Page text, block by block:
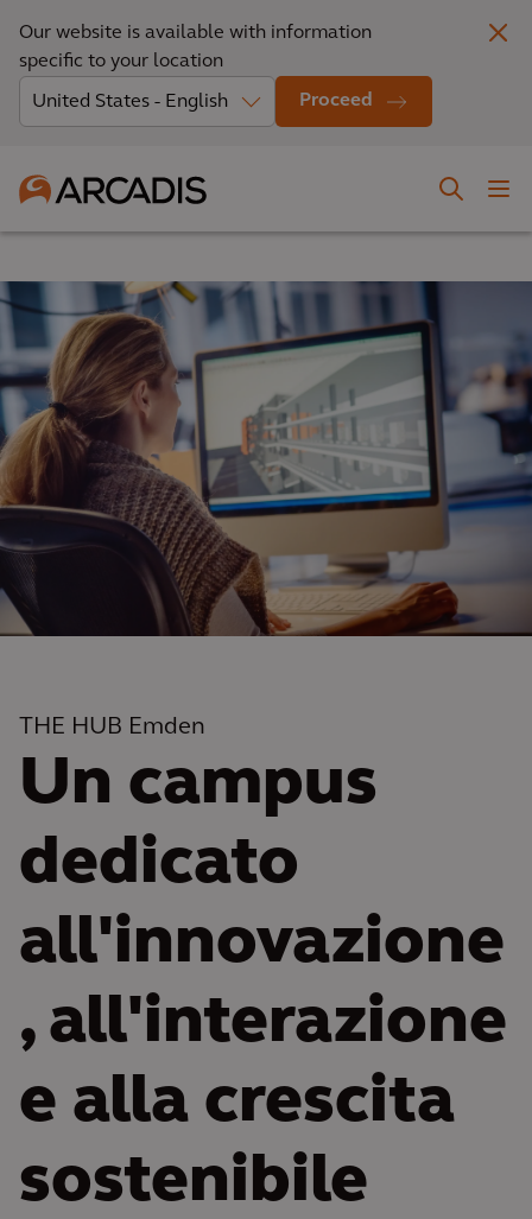
Our website is available with information
specific to your location
Proceed
THE HUB Emden
Un campus
dedicato
all'innovazione
, all'interazione
e alla crescita
sostenibile